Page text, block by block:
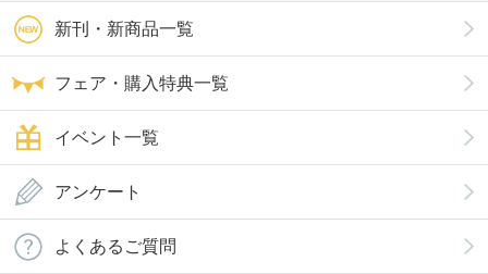
新刊・新商品一覧
フェア・購入特典一覧
イベント一覧
アンケート
よくあるご質問